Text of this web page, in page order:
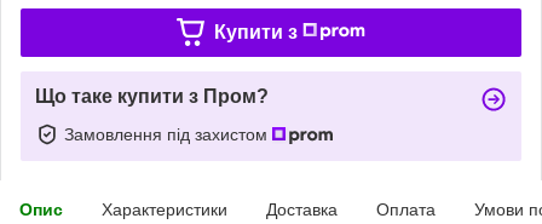
Купити з
Що таке купити з Пром?
Замовлення під захистом
Опис Характеристики Доставка Оплата Умови